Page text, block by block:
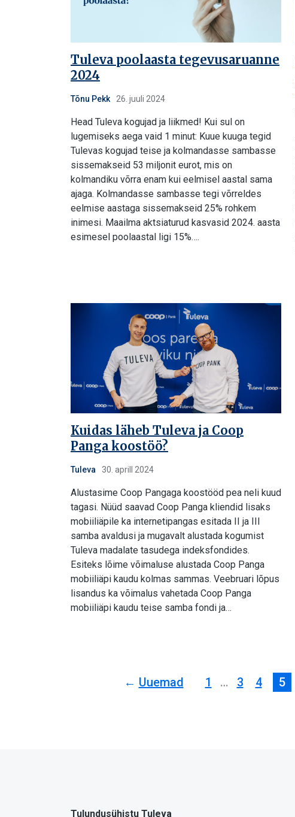
Tuleva poolaasta tegevusaruanne
2024
Tõnu Pekk 26. juuli 2024
Head Tuleva kogujad ja liikmed! Kui sul on
lugemiseks aega vaid 1 minut: Kuue kuuga tegid
Tulevas kogujad teise ja kolmandasse sambasse
sissemakseid 53 miljonit eurot, mis on
kolmandiku võrra enam kui eelmisel aastal sama
ajaga. Kolmandasse sambasse tegi võrreldes
eelmise aastaga sissemakseid 25% rohkem
inimesi. Maailma aktsiaturud kasvasid 2024. aasta
esimesel poolaastal ligi 15%….
Kuidas läheb Tuleva ja Coop
Panga koostöö?
Tuleva 30. aprill 2024
Alustasime Coop Pangaga koostööd pea neli kuud
tagasi. Nüüd saavad Coop Panga kliendid lisaks
mobiiliäpile ka internetipangas esitada II ja III
samba avaldusi ja mugavalt alustada kogumist
Tuleva madalate tasudega indeksfondides.
Esiteks lõime võimaluse alustada Coop Panga
mobiiliäpi kaudu kolmas sammas. Veebruari lõpus
lisandus ka võimalus vahetada Coop Panga
mobiiliäpi kaudu teise samba fondi ja…
Uuemad 1 … 3 4 5
Tulundusühistu Tuleva